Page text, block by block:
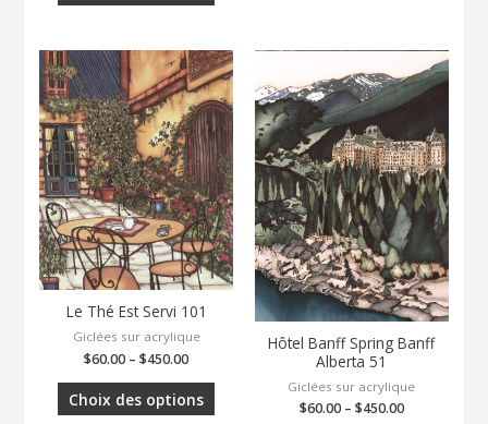
Le Thé Est Servi 101
Giclées sur acrylique
$60.00 –$450.00
Choix des options
Hôtel Banff Spring Banff
Alberta 51
Giclées sur acrylique
$60.00– $450.00